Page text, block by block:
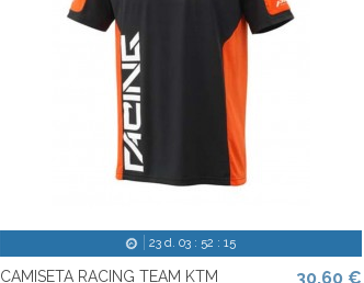
23d. 03: 52 : 14
CAMISETA RACING TEAM KTM 30,60 €